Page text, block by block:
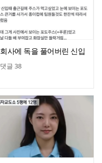
회사에 독을 풀어버린 신입
댓글 38